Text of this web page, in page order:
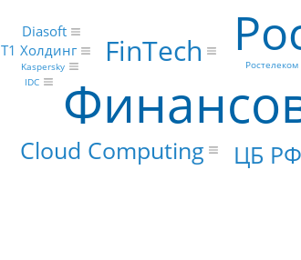
FinTech
Cloud Computing ЦБ РФ
Diasoft
Т1 Холдинг
Ростелеком
Kaspersky
IDC